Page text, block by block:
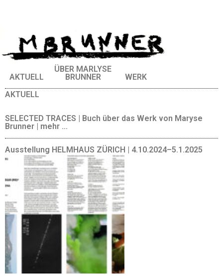
AKTUELL
ÜBER MARLYSE
BRUNNER
WERK
AKTUELL
SELECTED TRACES | Buch über das Werk von Maryse
Brunner | mehr ...
Ausstellung HELMHAUS ZÜRICH | 4.10.2024–5.1.2025